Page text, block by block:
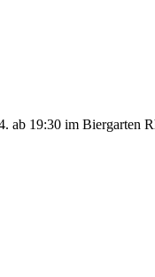
ab 19:30 im